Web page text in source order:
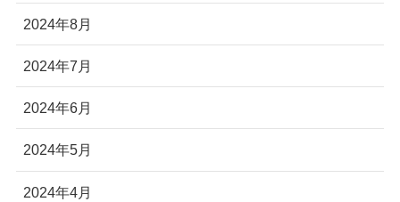
2024年8月
2024年7月
2024年6月
2024年5月
2024年4月